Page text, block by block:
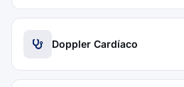
Doppler Cardíaco